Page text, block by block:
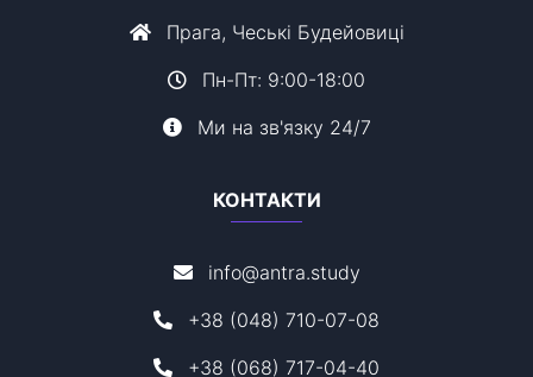
Прага, Чеські Будейовиці
Пн-Пт: 9:00-18:00
Ми на зв'язку 24/7
КОНТАКТИ
info@antra.study
+38 (048) 710-07-08
+38 (068) 717-04-40